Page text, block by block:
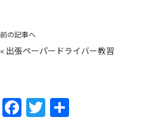
前の記事へ
« 出張ペーパードライバー教習
F T